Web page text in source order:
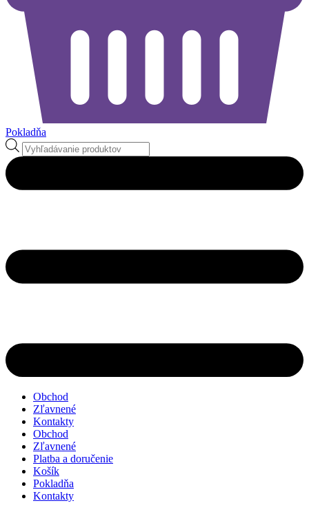
Pokladňa
Products
search
Obchod
Zľavnené
Kontakty
Obchod
Zľavnené
Platba a doručenie
Košík
Pokladňa
Kontakty